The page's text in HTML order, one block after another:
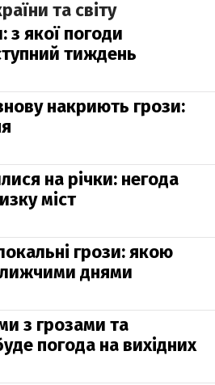
та світу
з якої погоди
тиждень
накриють грози:
на річки: негода
міст
грози: якою
днями
з грозами та
погода на вихідних